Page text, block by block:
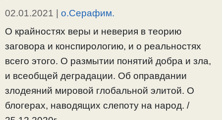
02.01.2021 | о.Серафим.
О крайностях веры и неверия в теорию
заговора и конспирологию, и о реальностях
всего этого. О размытии понятий добра и зла,
и всеобщей деградации. Об оправдании
злодеяний мировой глобальной элитой. О
блогерах, наводящих слепоту на народ. /